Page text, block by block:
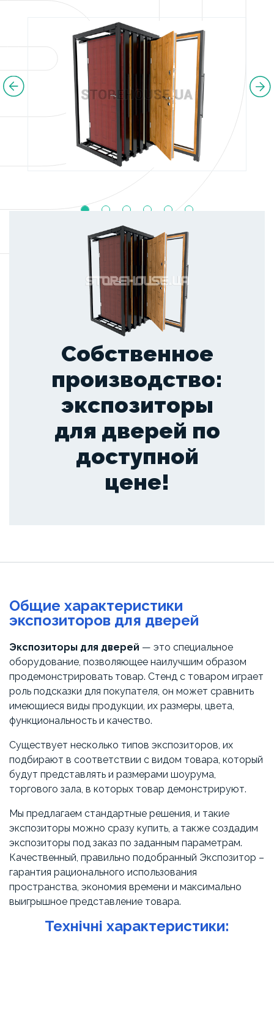
Собственное
производство:
экспозиторы
для дверей по
доступной
цене!
Общие характеристики
экспозиторов для дверей
Экспозиторы для дверей — это специальное
оборудование, позволяющее наилучшим образом
продемонстрировать товар. Стенд с товаром играет
роль подсказки для покупателя, он может сравнить
имеющиеся виды продукции, их размеры, цвета,
функциональность и качество.
Существует несколько типов экспозиторов, их
подбирают в соответствии с видом товара, который
будут представлять и размерами шоурума,
торгового зала, в которых товар демонстрируют.
Мы предлагаем стандартные решения, и такие
экспозиторы можно сразу купить, а также создадим
экспозиторы под заказ по заданным параметрам.
Качественный, правильно подобранный Экспозитор –
гарантия рационального использования
пространства, экономия времени и максимально
выигрышное представление товара.
Технічні характеристики: